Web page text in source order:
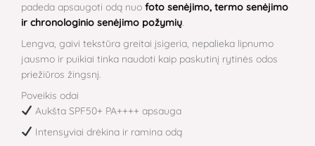
padeda apsaugoti odą nuo foto senėjimo, termo senėjimo
ir chronologinio senėjimo požymių.
Lengva, gaivi tekstūra greitai įsigeria, nepalieka lipnumo
jausmo ir puikiai tinka naudoti kaip paskutinį rytinės odos
priežiūros žingsnį.
Poveikis odai
Aukšta SPF50+ PA++++ apsauga
Intensyviai drėkina ir ramina odą